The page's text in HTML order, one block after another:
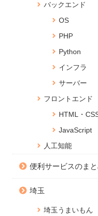
16
が
【
す
を
順
イ
ー
【
フ
バックエンド
OS
PHP
Python
インフラ
サーバー
フロントエンド
HTML・
JavaScript
人工知能
便利サービスのま
埼玉
埼玉うまいもん